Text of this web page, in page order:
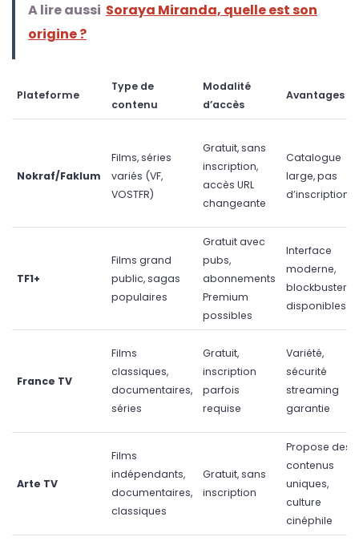
A lire aussi Soraya Miranda, quelle est son
origine ?
Plateforme
Type de
contenu
Modalité
d’accès
Avantages
Nokraf/Faklum
Films, séries
variés (VF,
VOSTFR)
Gratuit, sans
inscription,
accès URL
changeante
Catalogue
large, pas
d’inscription
TF1+
Films grand
public, sagas
populaires
Gratuit avec
pubs,
abonnements
Premium
possibles
Interface
moderne,
blockbusters
disponibles
France TV
Films
classiques,
documentaires,
séries
Gratuit,
inscription
parfois
requise
Variété,
sécurité
streaming
garantie
Arte TV
Films
indépendants,
documentaires,
classiques
Gratuit, sans
inscription
Propose des
contenus
uniques,
culture
cinéphile